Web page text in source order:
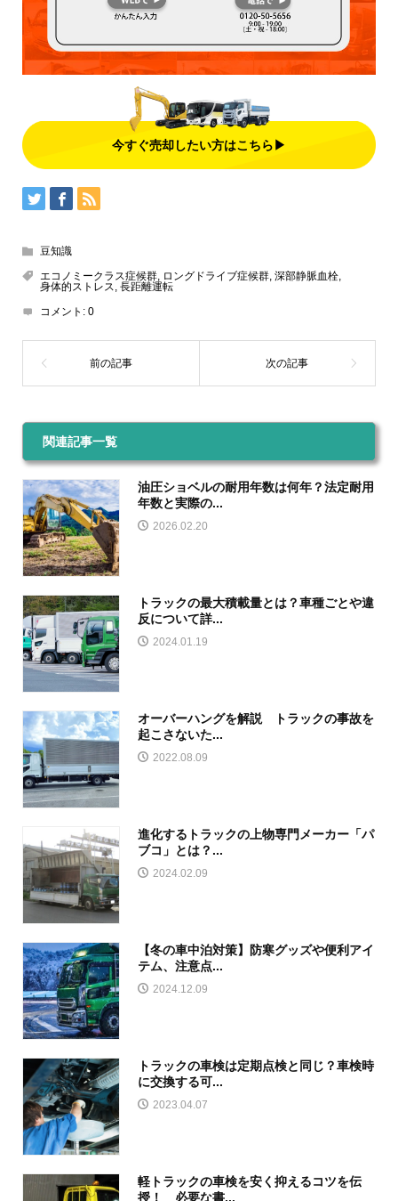
今すぐ売却したい方はこちら▶
豆知識
エコノミークラス症候群, ロングドライブ症候群, 深部静脈血栓,
身体的ストレス 長距離運転
コメント: 0
関連記事一覧
油圧ショベルの耐用年数は何年？法定耐用
年数と実際の...
2026.02.20
トラックの最大積載量とは？車種ごとや違
反について詳...
2024.01.19
オーバーハングを解説 トラックの事故を
起こさないた...
2022.08.09
進化するトラックの上物専門メーカー「パ
ブコ」とは？...
2024.02.09
【冬の車中泊対策】防寒グッズや便利アイ
テム、注意点...
2024.12.09
トラックの車検は定期点検と同じ？車検時
に交換する可...
2023.04.07
軽トラックの車検を安く抑えるコツを伝
授！ 必要な書...